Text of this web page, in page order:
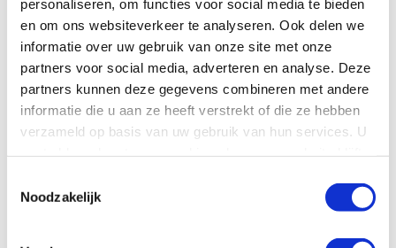
personaliseren, om functies voor social media te bieden
en om ons websiteverkeer te analyseren. Ook delen we
informatie over uw gebruik van onze site met onze
partners voor social media, adverteren en analyse. Deze
partners kunnen deze gegevens combineren met andere
informatie die u aan ze heeft verstrekt of die ze hebben
verzameld op basis van uw gebruik van hun services. U
Noodzakelijk